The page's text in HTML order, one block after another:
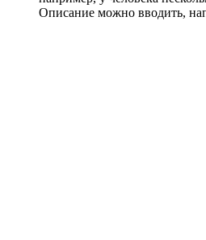
Описание можно вводить,